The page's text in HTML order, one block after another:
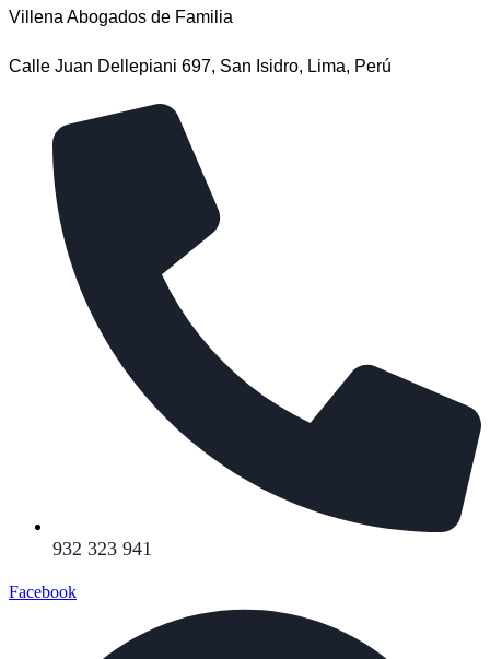
Villena Abogados de Familia
Calle Juan Dellepiani 697, San Isidro, Lima, Perú
932 323 941
Facebook